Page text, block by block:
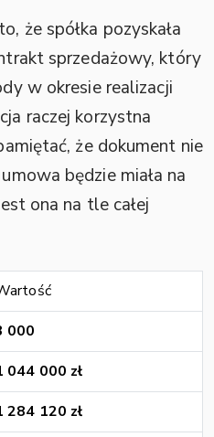
że spółka pozyskała
sprzedażowy, który
w okresie realizacji
raczej korzystna
że dokument nie
będzie miała na
ona na tle całej
000
044 000 zł
284 120 zł